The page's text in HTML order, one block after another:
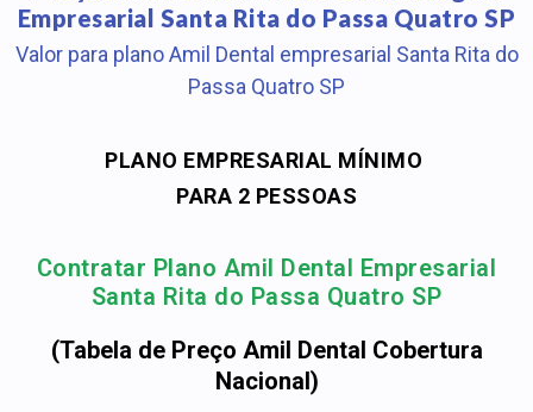
Empresarial Santa Rita do Passa Quatro SP
Valor para plano Amil Dental empresarial Santa Rita do
Passa Quatro SP
PLANO EMPRESARIAL MÍNIMO
PARA 2 PESSOAS
Contratar Plano Amil Dental Empresarial
Santa Rita do Passa Quatro SP
(Tabela de Preço Amil Dental Cobertura
Nacional)